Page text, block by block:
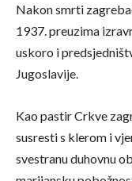
Nakon smrti
1937. preuzima
uskoro i
Jugoslavije.
Kao pastir Crkve
susresti s klerom i
svestranu duhovnu